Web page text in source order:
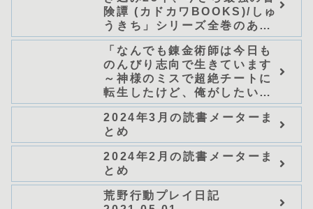
険譚 (カドカワBOOKS)/しゅ
うきち」シリーズ全巻のあら
すじ・感想
「なんでも錬金術師は今日も
のんびり志向で生きています
～神様のミスで超絶チートに
転生したけど、俺がしたいの
は冒険じゃなくてホワイト商
会の立上げです～（グラスト
ノベルス） (グラスト
NOVELS)/可換環」シリーズ
全巻のあらすじ・感想
2024年3月の読書メーターま
とめ
2024年2月の読書メーターま
とめ
荒野行動プレイ日記